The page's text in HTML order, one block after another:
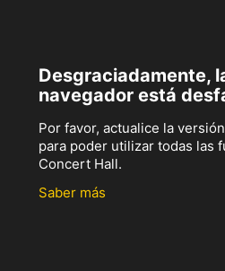
Desgraciadamente,
navegador está
Por favor, actualice la
para poder utilizar todas las
Concert Hall.
Saber más